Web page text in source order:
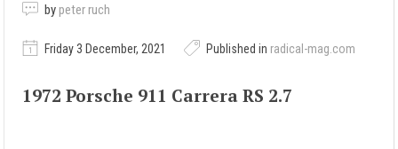
by peter ruch
Friday 3 December, 2021 Published in radical-mag.com
1972 Porsche 911 Carrera RS 2.7